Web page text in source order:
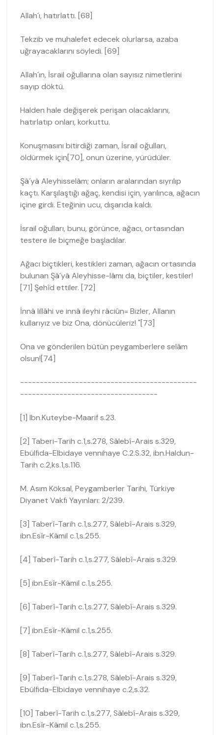
Allah´ı, hatırlattı. [68]
Tekzib ve muhalefet edecek olurlarsa, azaba
uğrayacaklarını söyledi. [69]
Allah´ın, İsrail oğullarına olan sayısız nimetlerini
sayıp döktü.
Halden hale değişerek perişan olacaklarını,
hatırlatıp onları, korkuttu.
Konuşmasını bitirdiği zaman, İsrail oğulları,
öldürmek için[70], onun üzerine, yü­rüdüler.
Şâ´yâ Aleyhisselâm; onların aralarından sıyrılıp
kaçtı. Karşılaştığı ağaç, kendisi için, yarılınca, ağacın
içine girdi. Eteğinin ucu, dışarıda kaldı.
İsrail oğulları, bunu, görünce, ağacı, ortasından
testere ile biçmeğe başladılar.
Ağacı biçtikleri, kestikleri zaman, ağacın ortasında
bulunan Şâ´yâ Aleyhisse-lâmı da, biçtiler, kestiler!
[71] Şehîd ettiler. [72]
İnnâ lillâhi ve innâ ileyhi râciûn= Bizler, Allanın
kullarıyız ve biz Ona, dönücü­leriz! "[73]
Ona ve gönderilen bütün peygamberlere selâm
olsun![74]
---------------------------------------------
-----------------------------------
[1] Ibn.Kuteybe-Maarif s.23.
[2] Taberi-Tarih c.1,s.278, Sâlebî-Arais s.329,
Ebülfida-Elbidaye vennihaye C.2.S.32, ibn.Haldun-
Tarih c.2,ks.1,s.116.
M. Asım Köksal, Peygamberler Tarihi, Türkiye
Diyanet Vakfı Yayınları: 2/239.
[3] Taberî-Tarih c.1,s.277, Sâlebî-Arais s.329,
ibn.Esîr-Kâmil c.1,s.255.
[4] Taberî-Tarih c.1,s.277, Sâlebî-Arais s.329.
[5] ibn.Esîr-Kâmil c.1,s.255.
[6] Taberî-Tarih c.1,s.277, Sâlebî-Arais s.329.
[7] ibn.Esîr-Kâmil c.1,s.255.
[8] Taberî-Tarih c.1,s.277, Sâlebî-Arais s.329.
[9] Taberî-Tarih c.1,s.278, Sâlebî-Arais s.329,
Ebülfida-Elbidaye vennihaye c.2,s.32.
[10] Taberî-Tarih c.1,s.277, Sâlebî-Arais s.329,
ibn.Esîr-Kâmil c.1,s.255.